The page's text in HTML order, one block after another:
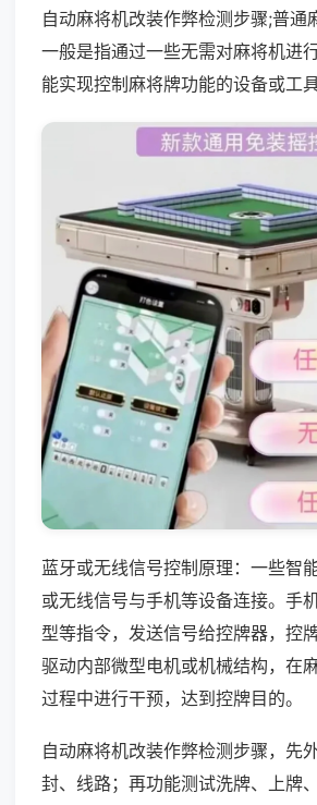
自动麻将机改装作弊检测步骤;普通
一般是指通过一些无需对麻将机进
能实现控制麻将牌功能的设备或工具
蓝牙或无线信号控制原理：一些智
或无线信号与手机等设备连接。手
型等指令，发送信号给控牌器，控
驱动内部微型电机或机械结构，在
过程中进行干预，达到控牌目的。
自动麻将机改装作弊检测步骤，先
封、线路；再功能测试洗牌、上牌